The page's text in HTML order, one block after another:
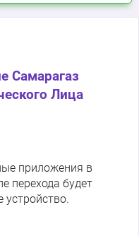
Самарагаз
Лица
приложения в
перехода будет
устройство.